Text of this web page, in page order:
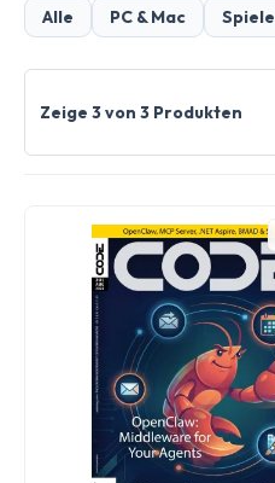
Alle PC & Mac Spiele
Zeige 3 von 3 Produkten